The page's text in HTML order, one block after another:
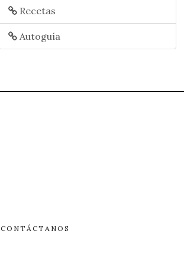
Recetas
Autoguía
CONTÁCTANOS